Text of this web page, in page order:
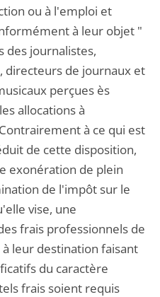
ou à l'emploi et
à leur objet "
des journalistes,
directeurs de journaux et
perçues ès
allocations à
à ce qui est
de cette disposition,
exonération de plein
de l'impôt sur le
vise, une
frais professionnels de
leur destination faisant
du caractère
frais soient requis